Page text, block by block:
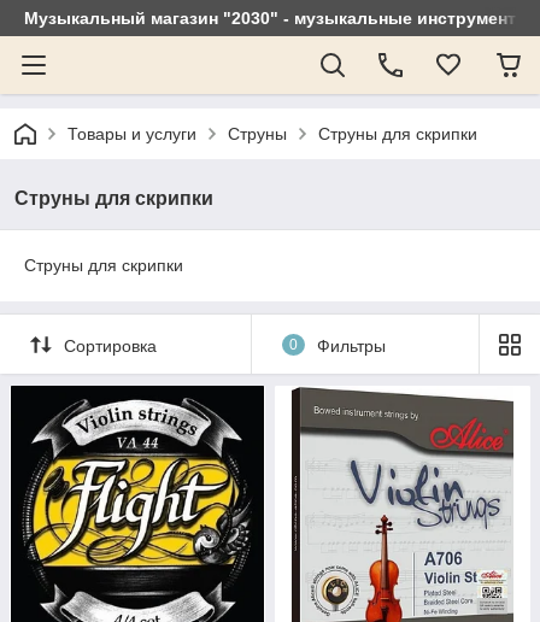
Музыкальный магазин "2030" - музыкальные
Товары и услуги Струны Струны для скрипки
Струны для скрипки
Струны для скрипки
Сортировка 0 Фильтры